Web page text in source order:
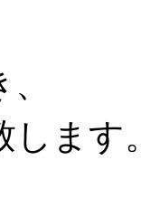
します